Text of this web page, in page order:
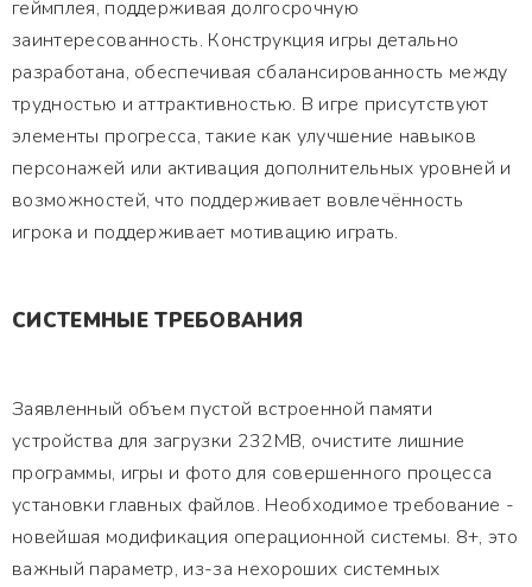
геймплея, поддерживая долгосрочную
заинтересованность. Конструкция игры детально
разработана, обеспечивая сбалансированность между
трудностью и аттрактивностью. В игре присутствуют
элементы прогресса, такие как улучшение навыков
персонажей или активация дополнительных уровней и
возможностей, что поддерживает вовлечённость
игрока и поддерживает мотивацию играть.
СИСТЕМНЫЕ ТРЕБОВАНИЯ
Заявленный объем пустой встроенной памяти
устройства для загрузки 232MB, очистите лишние
программы, игры и фото для совершенного процесса
установки главных файлов. Необходимое требование -
новейшая модификация операционной системы. 8+, это
важный параметр, из-за нехороших системных